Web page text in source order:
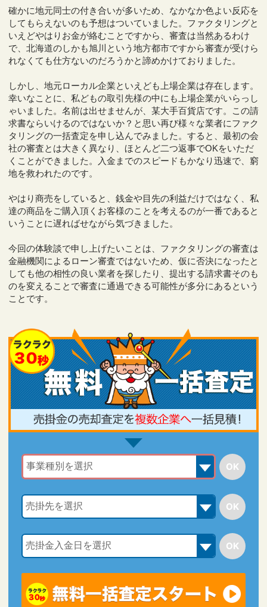
確かに地元同士の付き合いが多いため、なかなか色よい反応を
してもらえないのも予想はついていました。ファクタリングと
いえどやはりお金が絡むことですから、審査は当然あるわけ
で、北海道のしかも旭川という地方都市ですから審査が受けら
れなくても仕方ないのだろうかと諦めかけておりました。
しかし、地元ローカル企業といえども上場企業は存在します。
幸いなことに、私どもの取引先様の中にも上場企業がいらっし
ゃいました。名前は出せませんが、某大手百貨店です。この請
求書ならいけるのではないか？と思い再び様々な業者にファク
タリングの一括査定を申し込んでみました。すると、最初の会
社の審査とは大きく異なり、ほとんど二つ返事でOKをいただ
くことができました。入金までのスピードもかなり迅速で、窮
地を救われたのです。
やはり商売をしていると、銭金や目先の利益だけではなく、私
達の商品をご購入頂くお客様のことを考えるのが一番であると
いうことに遅ればせながら気づきました。
今回の体験談で申し上げたいことは、ファクタリングの審査は
金融機関によるローン審査ではないため、仮に否決になったと
しても他の相性の良い業者を探したり、提出する請求書そのも
のを変えることで審査に通過できる可能性が多分にあるという
ことです。